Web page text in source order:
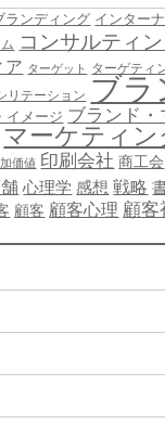
ランディング インター
コンサルティ
ア ターゲット ターゲティ
リテーション ブラ
イメージ ブランド・
マーケティン
価値 印刷会社 商工会
心理学 感想 戦略
顧客 顧客心理 顧客